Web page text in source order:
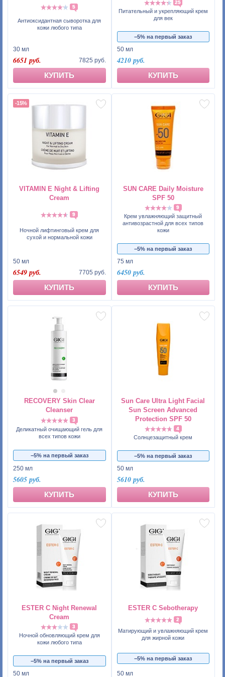
5
Антиоксидантная сыворотка для
кожи любого типа
30 мл
6651 руб. 7825 руб.
КУПИТЬ
25
Питательный и укрепляющий крем
для век
−5% на первый заказ
50 мл
4210 руб.
КУПИТЬ
VITAMIN E Night & Lifting
Cream
9
Ночной лифтинговый крем для
сухой и нормальной кожи
-15%
50 мл
6549 руб. 7705 руб.
КУПИТЬ
SUN CARE Daily Moisture
SPF 50
9
Крем увлажняющий защитный
антивозрастной для всех типов
кожи
−5% на первый заказ
75 мл
6450 руб.
КУПИТЬ
RECOVERY Skin Clear
Cleanser
3
Деликатный очищающий гель для
всех типов кожи
−5% на первый заказ
250 мл
5605 руб.
КУПИТЬ
Sun Care Ultra Light Facial
Sun Screen Advanced
Protection SPF 50
4
Солнцезащитный крем
−5% на первый заказ
50 мл
5610 руб.
КУПИТЬ
ESTER C Night Renewal
Cream
3
Ночной обновляющий крем для
кожи любого типа
−5% на первый заказ
50 мл
ESTER C Sebotherapy
2
Матирующий и увлажняющий крем
для жирной кожи
−5% на первый заказ
50 мл